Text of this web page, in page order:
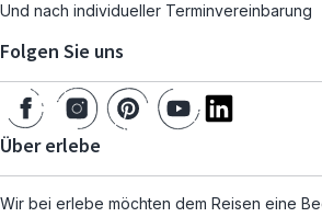
Und nach individueller Terminvereinbarung
Folgen Sie uns
Über erlebe
Wir bei erlebe möchten dem Reisen eine